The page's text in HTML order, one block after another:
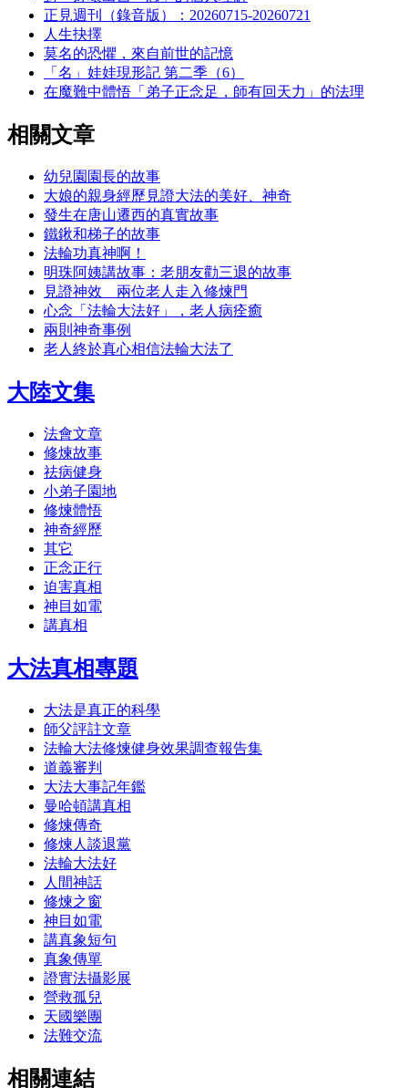
正見週刊（錄音版）：20260715-20260721
人生抉擇
莫名的恐懼，來自前世的記憶
「名」娃娃現形記 第二季（6）
在魔難中體悟「弟子正念足，師有回天力」的法理
相關文章
幼兒園園長的故事
大娘的親身經歷見證大法的美好、神奇
發生在唐山遷西的真實故事
鐵鍬和梯子的故事
法輪功真神啊！
明珠阿姨講故事：老朋友勸三退的故事
見證神效 兩位老人走入修煉門
心念「法輪大法好」，老人病痊癒
兩則神奇事例
老人終於真心相信法輪大法了
大陸文集
法會文章
修煉故事
祛病健身
小弟子園地
修煉體悟
神奇經歷
其它
正念正行
迫害真相
神目如電
講真相
大法真相專題
大法是真正的科學
師父評註文章
法輪大法修煉健身效果調查報告集
道義審判
大法大事記年鑑
曼哈頓講真相
修煉傳奇
修煉人談退黨
法輪大法好
人間神話
修煉之窗
神目如電
講真象短句
真象傳單
證實法攝影展
營救孤兒
天國樂團
法難交流
相關連結